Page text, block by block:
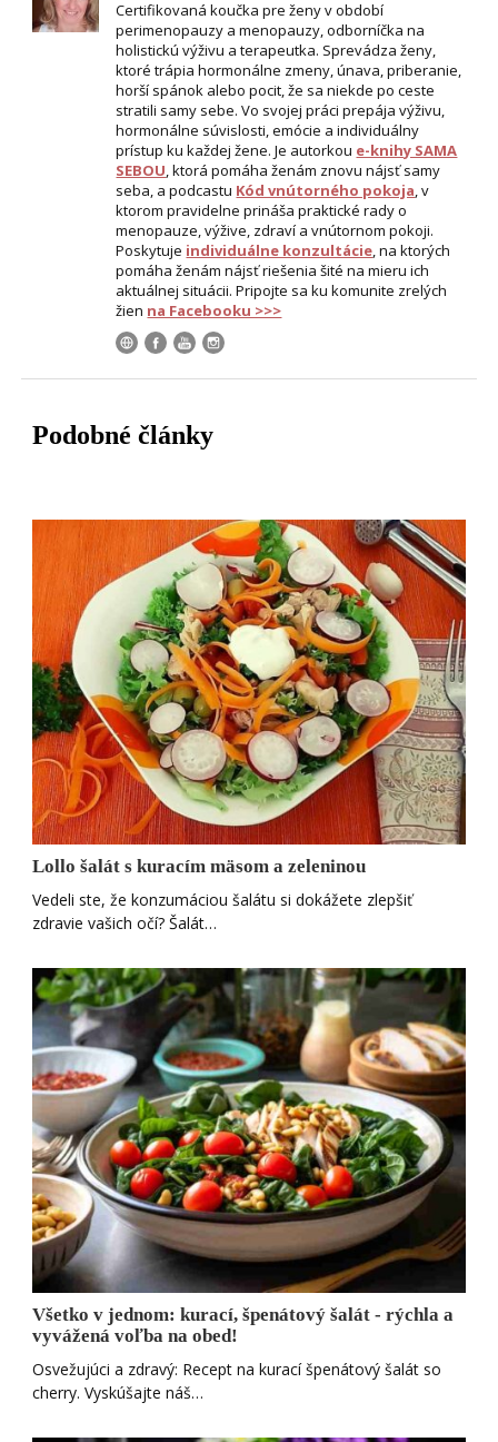
Certifikovaná koučka pre ženy v období
perimenopauzy a menopauzy, odborníčka na
holistickú výživu a terapeutka. Sprevádza ženy,
ktoré trápia hormonálne zmeny, únava, priberanie,
horší spánok alebo pocit, že sa niekde po ceste
stratili samy sebe. Vo svojej práci prepája výživu,
hormonálne súvislosti, emócie a individuálny
prístup ku každej žene. Je autorkou e-knihy SAMA
SEBOU, ktorá pomáha ženám znovu nájsť samy
seba, a podcastu Kód vnútorného pokoja, v
ktorom pravidelne prináša praktické rady o
menopauze, výžive, zdraví a vnútornom pokoji.
Poskytuje individuálne konzultácie, na ktorých
pomáha ženám nájsť riešenia šité na mieru ich
aktuálnej situácii. Pripojte sa ku komunite zrelých
žien na Facebooku >>>
Podobné články
Lollo šalát s kuracím mäsom a zeleninou
Vedeli ste, že konzumáciou šalátu si dokážete zlepšiť
zdravie vašich očí? Šalát…
Všetko v jednom: kurací, špenátový šalát - rýchla a
vyvážená voľba na obed!
Osvežujúci a zdravý: Recept na kurací špenátový šalát so
cherry. Vyskúšajte náš…